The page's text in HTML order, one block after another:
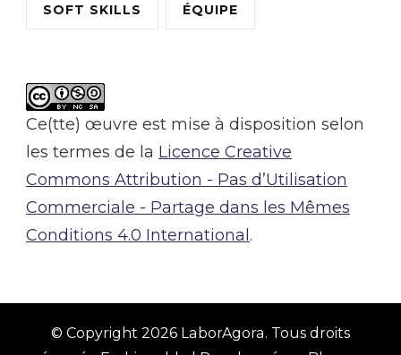
SOFT SKILLS ÉQUIPE
Ce(tte) œuvre est mise à disposition selon
les termes de la Licence Creative
Commons Attribution - Pas d’Utilisation
Commerciale - Partage dans les Mêmes
Conditions 4.0 International .
© Copyright 2026 LaborAgora. Tous droits